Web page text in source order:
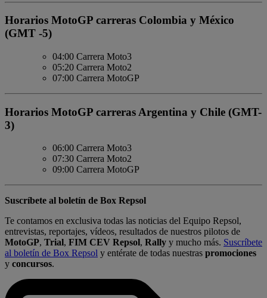
Horarios MotoGP carreras Colombia y México
(GMT -5)
04:00 Carrera Moto3
05:20 Carrera Moto2
07:00 Carrera MotoGP
Horarios MotoGP carreras Argentina y Chile (GMT-
3)
06:00 Carrera Moto3
07:30 Carrera Moto2
09:00 Carrera MotoGP
Suscríbete al boletín de Box Repsol
Te contamos en exclusiva todas las noticias del Equipo Repsol,
entrevistas, reportajes, vídeos, resultados de nuestros pilotos de
MotoGP, Trial, FIM CEV Repsol, Rally y mucho más. Suscríbete
al boletín de Box Repsol y entérate de todas nuestras promociones
y concursos.